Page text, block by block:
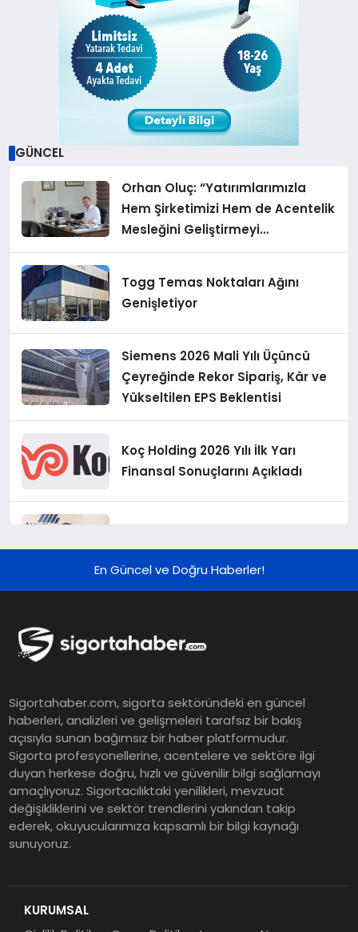
GÜNCEL
Orhan Oluç: “Yatırımlarımızla
Hem Şirketimizi Hem de Acentelik
Mesleğini Geliştirmeyi
Hedefliyoruz”
Togg Temas Noktaları Ağını
Genişletiyor
Siemens 2026 Mali Yılı Üçüncü
Çeyreğinde Rekor Sipariş, Kâr ve
Yükseltilen EPS Beklentisi
Koç Holding 2026 Yılı İlk Yarı
Finansal Sonuçlarını Açıkladı
Grup Müdürü Olarak Atandı
ürünleri uzun vadeyi tutuyor
Şekerbank 2026 İlk Yarı Finansal
Sonuçları
ING Türkiye 2026 Yılının İlk
Yarısına İlişkin Konsolide Finansal
Sonuçlarını Açıkladı
En Güncel ve Doğru Haberler!
Sigortahaber.com, sigorta sektöründeki en güncel
haberleri, analizleri ve gelişmeleri tarafsız bir bakış
açısıyla sunan bağımsız bir haber platformudur.
Sigorta profesyonellerine, acentelere ve sektöre ilgi
duyan herkese doğru, hızlı ve güvenilir bilgi sağlamayı
amaçlıyoruz. Sigortacılıktaki yenilikleri, mevzuat
değişikliklerini ve sektör trendlerini yakından takip
ederek, okuyucularımıza kapsamlı bir bilgi kaynağı
sunuyoruz.
KURUMSAL